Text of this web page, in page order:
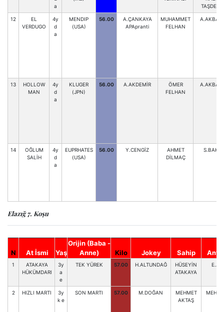
a
12
EL
VERDUGO
4y
d
a
MENDIP
(USA)
56.00
A.ÇANKAYA
APApranti
MUHAMMET
FELHAN
13
HOLLOW
MAN
4y
d
a
KLUGER
(JPN)
56.00 A.AKDEMİR
ÖMER
FELHAN
14
OĞLUM
SALİH
4y
d
a
EUPRHATES
(USA)
56.00 Y.CENGİZ
AHMET
DİLMAÇ
S.BAKIR
Elazığ 7. Koşu
N At İsmi Yaş
Orijin (Baba -
Anne)
Kilo Jokey Sahip
1
ATAKAYA
HÜKÜMDARI
3y
a
e
TEK YÜREK 57.00 H.ALTUNDAĞ
HÜSEYİN
ATAKAYA
2 HIZLI MARTI
3y
k e
SON MARTI 57.00 M.DOĞAN
MEHMET
AKTAŞ